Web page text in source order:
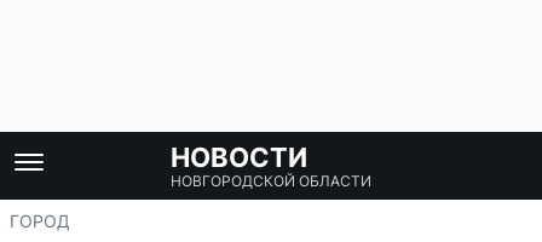
НОВОСТИ
НОВГОРОДСКОЙ ОБЛАСТИ
ГОРОД